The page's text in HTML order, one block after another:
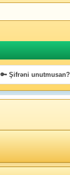
🔑 Şifrəni unutmusan?